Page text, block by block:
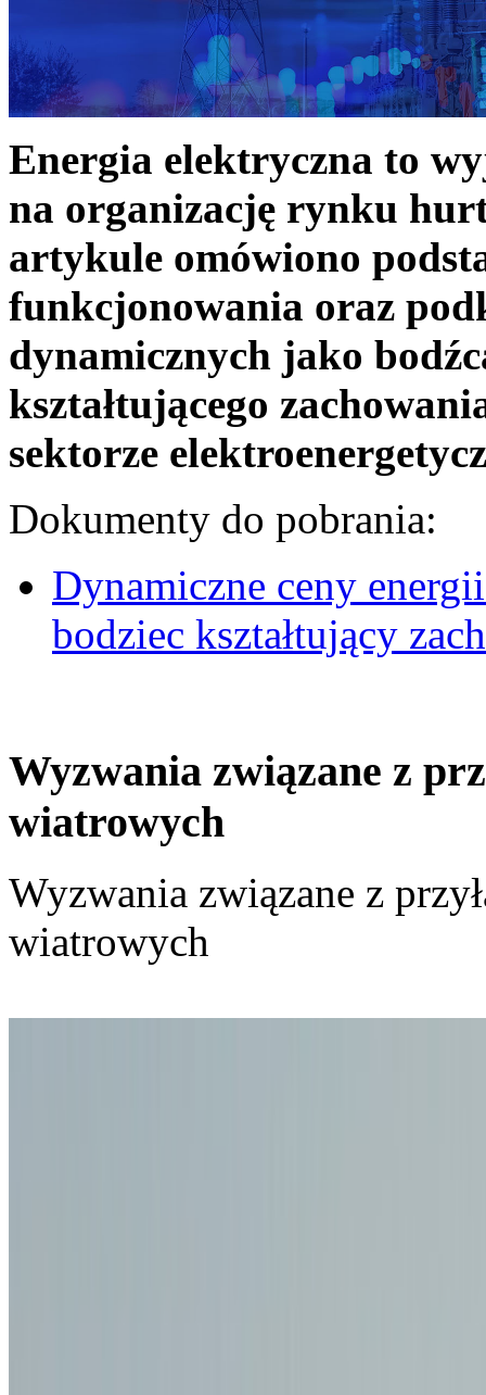
Energia elektryczna to
na organizację rynku
artykule omówiono
funkcjonowania oraz
dynamicznych jako
kształtującego
sektorze
Dokumenty do pobrania:
Dynamiczne ceny
bodziec kształtujący
Wyzwania związane z
wiatrowych
Wyzwania związane z
wiatrowych